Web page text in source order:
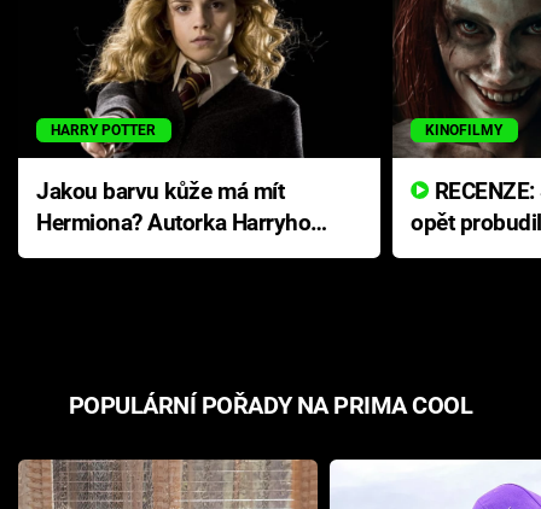
HARRY POTTER
Jakou barvu kůže má mít
Hermiona? Autorka Harryho
Pottera přišla s ráznou
KINOFILMY
opět
přichází s
POPULÁRNÍ POŘADY NA PRIMA COOL